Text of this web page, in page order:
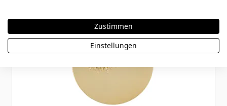
Zustimmen
Einstellungen